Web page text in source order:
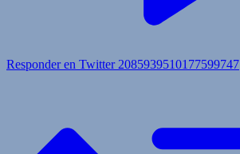
Responder en Twitter 2085939510177599747